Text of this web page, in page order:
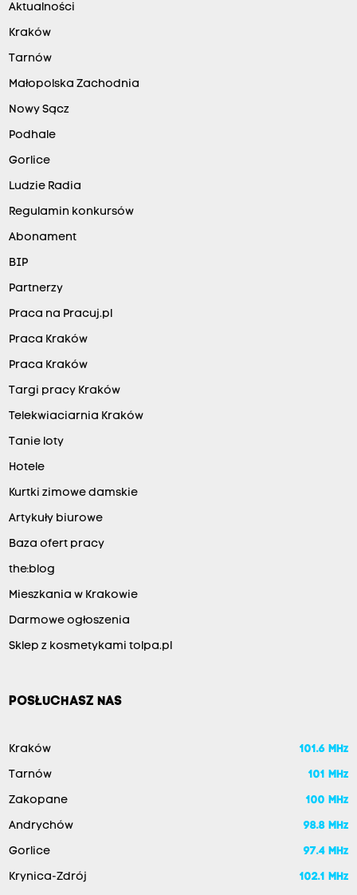
Aktualności
Kraków
Tarnów
Małopolska Zachodnia
Nowy Sącz
Podhale
Gorlice
Ludzie Radia
Regulamin konkursów
Abonament
BIP
Partnerzy
Praca na Pracuj.pl
Praca Kraków
Praca Kraków
Targi pracy Kraków
Telekwiaciarnia Kraków
Tanie loty
Hotele
Kurtki zimowe damskie
Artykuły biurowe
Baza ofert pracy
the:blog
Mieszkania w Krakowie
Darmowe ogłoszenia
Sklep z kosmetykami tolpa.pl
POSŁUCHASZ NAS
Kraków 101.6 MHz
Tarnów 101 MHz
Zakopane 100 MHz
Andrychów 98.8 MHz
Gorlice 97.4 MHz
Krynica-Zdrój 102.1 MHz